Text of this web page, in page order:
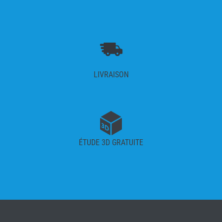
LIVRAISON
ÉTUDE 3D GRATUITE